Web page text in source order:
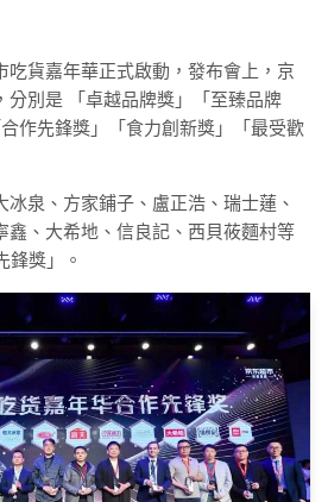
吃貨嘉年華正式啟動，發布會上，京
分別是 「卓越品牌獎」「至臻品牌
作先鋒獎」「食力創新獎」「最受歡
泉、方家鋪子、盧正浩、瑞士蓮、
鑫、大希地、信良記、西貝莜麵村等
鋒獎」。